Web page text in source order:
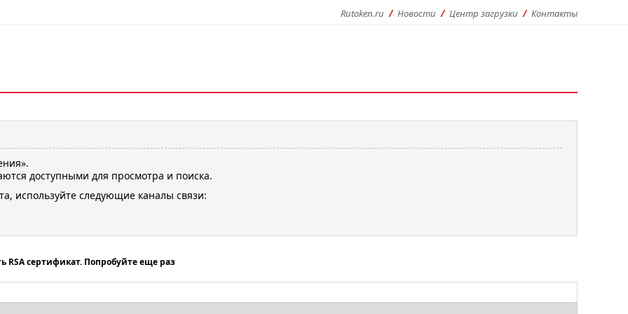
Rutoken.ru Новости Центр загрузки Контакты
доступными для просмотра и поиска.
используйте следующие каналы связи:
RSA сертификат. Попробуйте еще раз